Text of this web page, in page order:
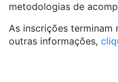
metodologias de
As inscrições terminam
outras informações,